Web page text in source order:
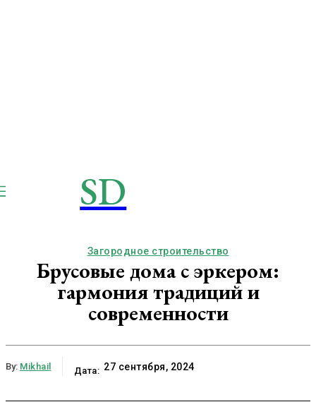
SD
Загородное строительство
Брусовые дома с эркером:
гармония традиций и
современности
By: Mikhail Дата: 27 сентября, 2024